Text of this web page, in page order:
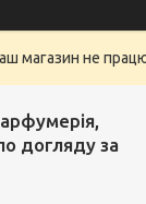
магазин не
догляду за